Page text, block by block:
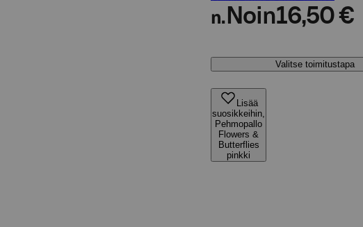
n. Noin16,50 €
Valitse toimitustapa
Lisää
suosikkeihin,
Pehmopallo
Flowers &
Butterflies
pinkki